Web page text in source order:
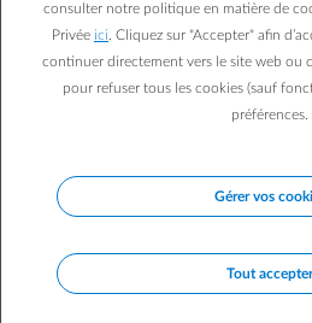
1 min. | Suzanne M.
Kilomètre 23 sur
consulter notre politique en matière de
Privée ici . Cliquez sur "Accepter" afin
continuer directement vers le site web ou
pour refuser tous les cookies (sauf
préférences.
Gérer vos
Tout accepter